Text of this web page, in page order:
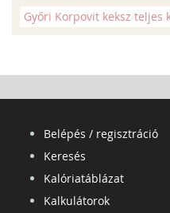
Győri Korpovit keksz teljes
Belépés / regisztráció
Keresés
Kalóriatáblázat
Kalkulátorok